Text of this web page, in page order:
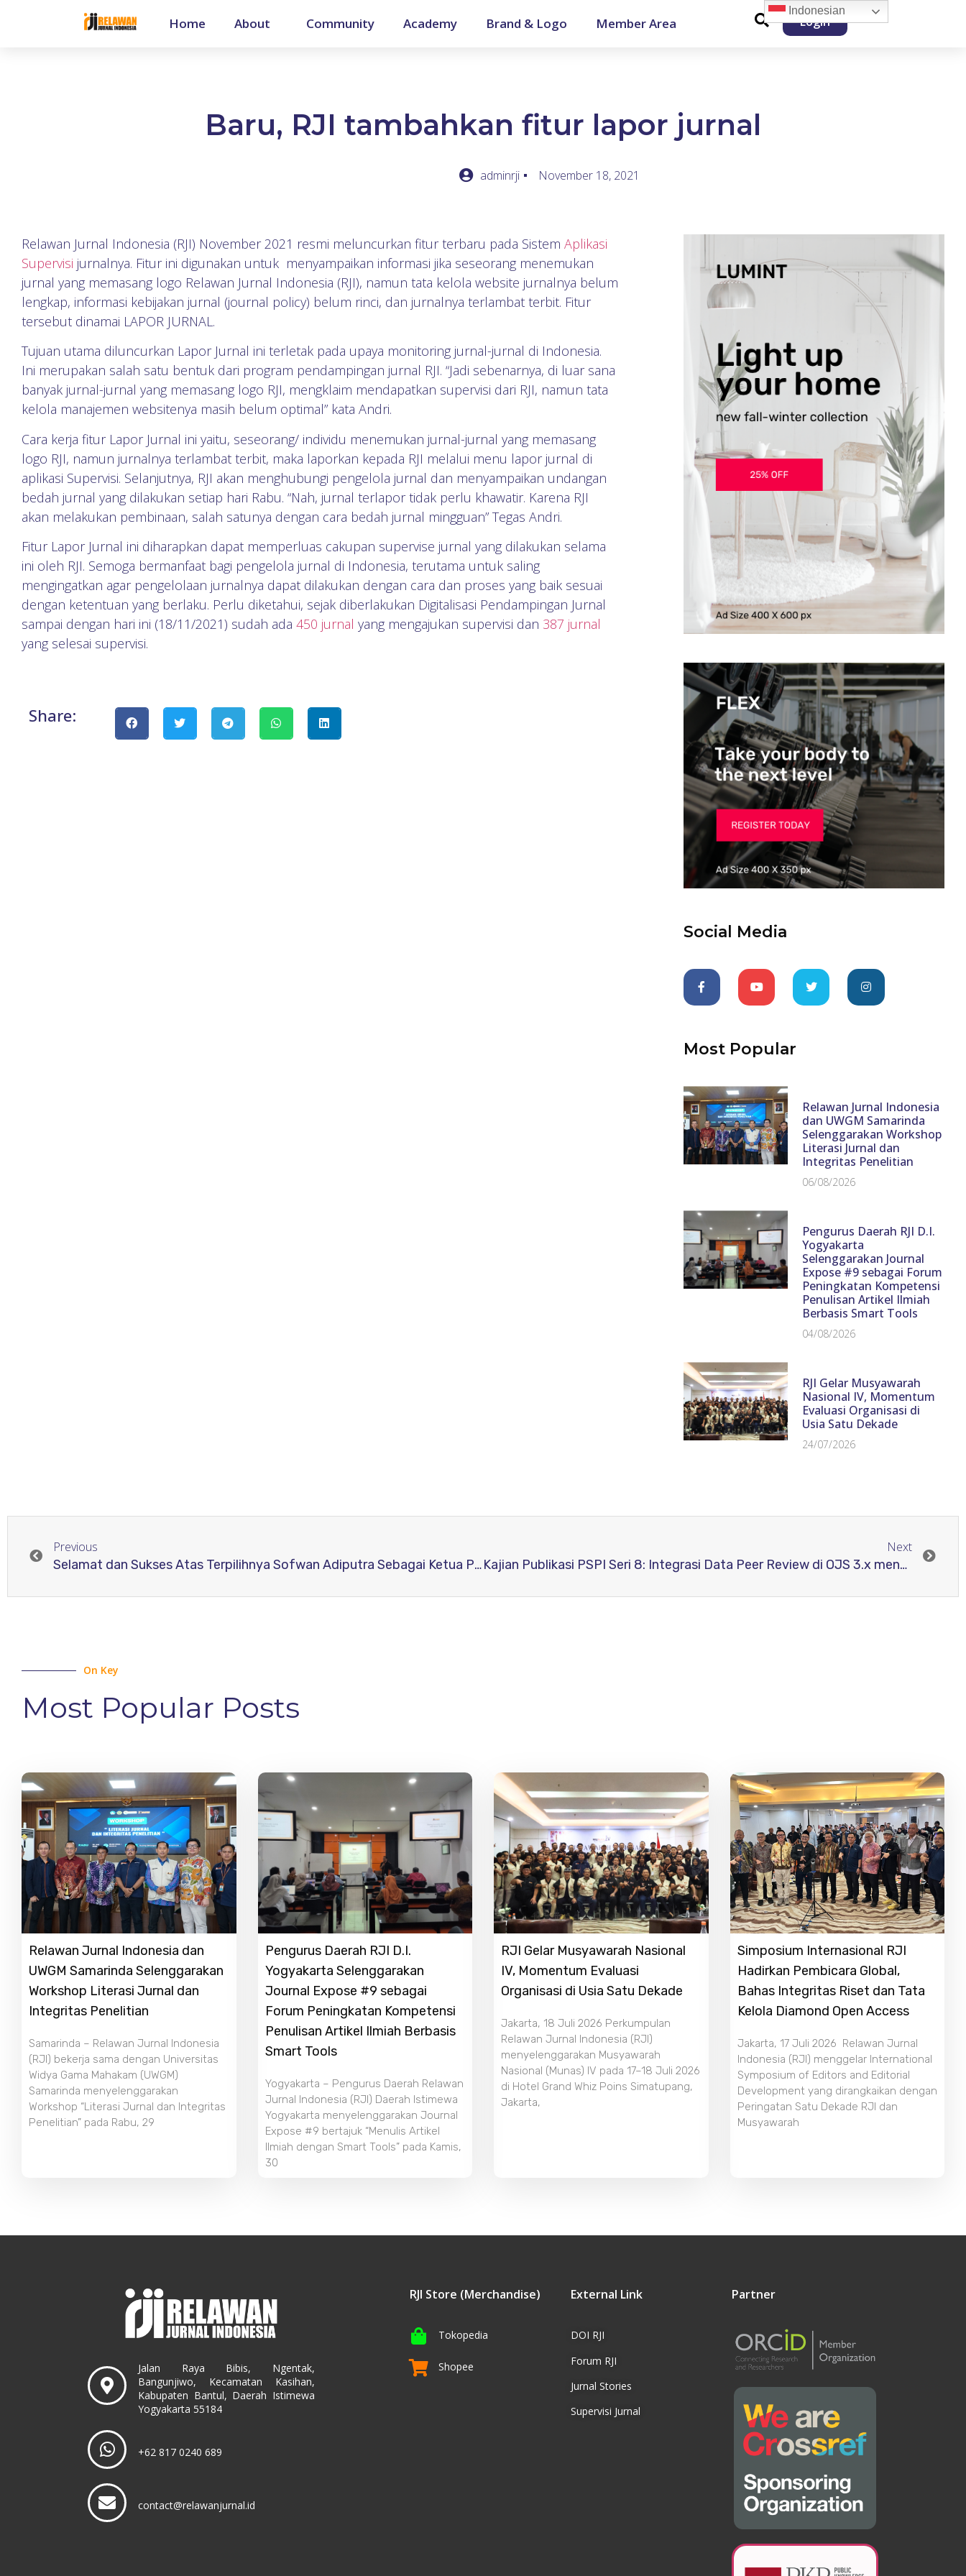
Home About Community Academy Brand & Logo Member Area Login
Baru, RJI tambahkan fitur lapor jurnal
adminrji November 18, 2021
Relawan Jurnal Indonesia (RJI) November 2021 resmi meluncurkan fitur terbaru pada Sistem Aplikasi
Supervisi jurnalnya. Fitur ini digunakan untuk menyampaikan informasi jika seseorang menemukan
jurnal yang memasang logo Relawan Jurnal Indonesia (RJI), namun tata kelola website jurnalnya belum
lengkap, informasi kebijakan jurnal (journal policy) belum rinci, dan jurnalnya terlambat terbit. Fitur
tersebut dinamai LAPOR JURNAL.
Tujuan utama diluncurkan Lapor Jurnal ini terletak pada upaya monitoring jurnal-jurnal di Indonesia.
Ini merupakan salah satu bentuk dari program pendampingan jurnal RJI. “Jadi sebenarnya, di luar sana
banyak jurnal-jurnal yang memasang logo RJI, mengklaim mendapatkan supervisi dari RJI, namun tata
kelola manajemen websitenya masih belum optimal” kata Andri.
Cara kerja fitur Lapor Jurnal ini yaitu, seseorang/ individu menemukan jurnal-jurnal yang memasang
logo RJI, namun jurnalnya terlambat terbit, maka laporkan kepada RJI melalui menu lapor jurnal di
aplikasi Supervisi. Selanjutnya, RJI akan menghubungi pengelola jurnal dan menyampaikan undangan
bedah jurnal yang dilakukan setiap hari Rabu. “Nah, jurnal terlapor tidak perlu khawatir. Karena RJI
akan melakukan pembinaan, salah satunya dengan cara bedah jurnal mingguan” Tegas Andri.
Fitur Lapor Jurnal ini diharapkan dapat memperluas cakupan supervise jurnal yang dilakukan selama
ini oleh RJI. Semoga bermanfaat bagi pengelola jurnal di Indonesia, terutama untuk saling
mengingatkan agar pengelolaan jurnalnya dapat dilakukan dengan cara dan proses yang baik sesuai
dengan ketentuan yang berlaku. Perlu diketahui, sejak diberlakukan Digitalisasi Pendampingan Jurnal
sampai dengan hari ini (18/11/2021) sudah ada 450 jurnal yang mengajukan supervisi dan 387 jurnal
yang selesai supervisi.
Share:
Social Media
Most Popular
Relawan Jurnal Indonesia
dan UWGM Samarinda
Selenggarakan Workshop
Literasi Jurnal dan
Integritas Penelitian
06/08/2026
Pengurus Daerah RJI D.I.
Yogyakarta
Selenggarakan Journal
Expose #9 sebagai Forum
Peningkatan Kompetensi
Penulisan Artikel Ilmiah
Berbasis Smart Tools
04/08/2026
RJI Gelar Musyawarah
Nasional IV, Momentum
Evaluasi Organisasi di
Usia Satu Dekade
24/07/2026
Previous
Selamat dan Sukses Atas Terpilihnya Sofwan Adiputra Sebagai Ketua Pengurus daerah RJI Lampung
Next
Kajian Publikasi PSPI Seri 8: Integrasi Data Peer Review di OJS 3.x menggunakan ReviewerCredits
On Key
Most Popular Posts
Relawan Jurnal Indonesia dan
UWGM Samarinda Selenggarakan
Workshop Literasi Jurnal dan
Integritas Penelitian
Samarinda – Relawan Jurnal Indonesia
(RJI) bekerja sama dengan Universitas
Widya Gama Mahakam (UWGM)
Samarinda menyelenggarakan
Workshop “Literasi Jurnal dan Integritas
Penelitian” pada Rabu, 29
Pengurus Daerah RJI D.I.
Yogyakarta Selenggarakan
Journal Expose #9 sebagai
Forum Peningkatan Kompetensi
Penulisan Artikel Ilmiah Berbasis
Smart Tools
Yogyakarta – Pengurus Daerah Relawan
Jurnal Indonesia (RJI) Daerah Istimewa
Yogyakarta menyelenggarakan Journal
Expose #9 bertajuk “Menulis Artikel
Ilmiah dengan Smart Tools” pada Kamis,
30
RJI Gelar Musyawarah Nasional
IV, Momentum Evaluasi
Organisasi di Usia Satu Dekade
Jakarta, 18 Juli 2026 Perkumpulan
Relawan Jurnal Indonesia (RJI)
menyelenggarakan Musyawarah
Nasional (Munas) IV pada 17–18 Juli 2026
di Hotel Grand Whiz Poins Simatupang,
Jakarta,
Simposium Internasional RJI
Hadirkan Pembicara Global,
Bahas Integritas Riset dan Tata
Kelola Diamond Open Access
Jakarta, 17 Juli 2026 Relawan Jurnal
Indonesia (RJI) menggelar International
Symposium of Editors and Editorial
Development yang dirangkaikan dengan
Peringatan Satu Dekade RJI dan
Musyawarah
Jalan Raya Bibis, Ngentak,
Bangunjiwo, Kecamatan Kasihan,
Kabupaten Bantul, Daerah Istimewa
Yogyakarta 55184
+62 817 0240 689
contact@relawanjurnal.id
RJI Store (Merchandise)
Tokopedia
Shopee
External Link
DOI RJI
Forum RJI
Jurnal Stories
Supervisi Jurnal
Partner
Indonesian